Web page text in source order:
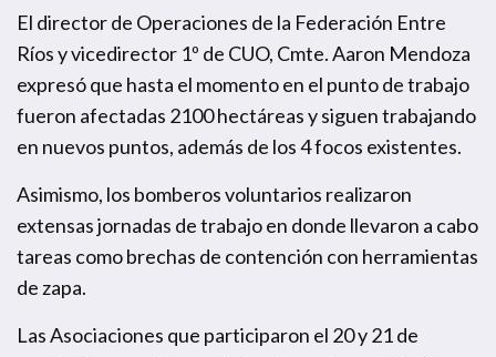
El director de Operaciones de la Federación Entre
Ríos y vicedirector 1º de CUO, Cmte. Aaron Mendoza
expresó que hasta el momento en el punto de trabajo
fueron afectadas 2100 hectáreas y siguen trabajando
en nuevos puntos, además de los 4 focos existentes.
Asimismo, los bomberos voluntarios realizaron
extensas jornadas de trabajo en donde llevaron a cabo
tareas como brechas de contención con herramientas
de zapa.
Las Asociaciones que participaron el 20 y 21 de